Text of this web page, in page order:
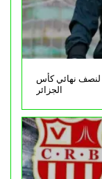
لنصف نهائي كأس
الجزائر